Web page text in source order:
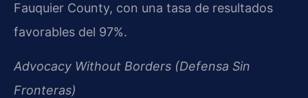
Fauquier County, con una tasa de resultados
favorables del 97%.
Advocacy Without Borders (Defensa Sin
Fronteras)